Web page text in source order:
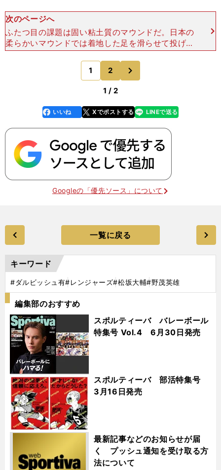
次のページへ
ふたつ目の課題は固い粘土質のマウンドだ。日本の
柔らかいマウンドでは着地した足を滑らせて投げる
ことが可能だったが、その投げ方をメジャーのマウ
ンドでやるとボールを思うように操れなくなる。そ
の点ダルビッシュ
1 2
1 / 2
faceboo
k
いいね Xでポストする
line LINEで送る
Googleの「優先ソース」について
一覧に戻る
キーワード
#ダルビッシュ有#レンジャーズ#松坂大輔#野茂英雄
編集部のおすすめ
スポルティーバ バレーボール
特集号 Vol.4 6月30日発売
スポルティーバ 部活特集号
3月16日発売
最新記事などのお知らせが届
く プッシュ通知を受け取る方
法について